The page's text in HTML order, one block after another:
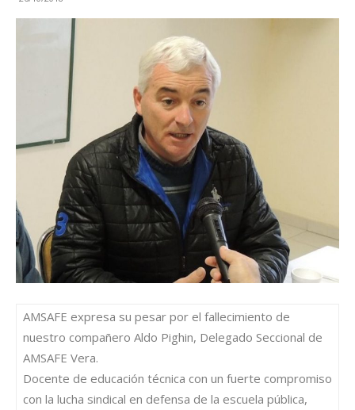
AMSAFE expresa su pesar por el fallecimiento de
nuestro compañero Aldo Pighin, Delegado Seccional de
AMSAFE Vera.
Docente de educación técnica con un fuerte compromiso
con la lucha sindical en defensa de la escuela pública,